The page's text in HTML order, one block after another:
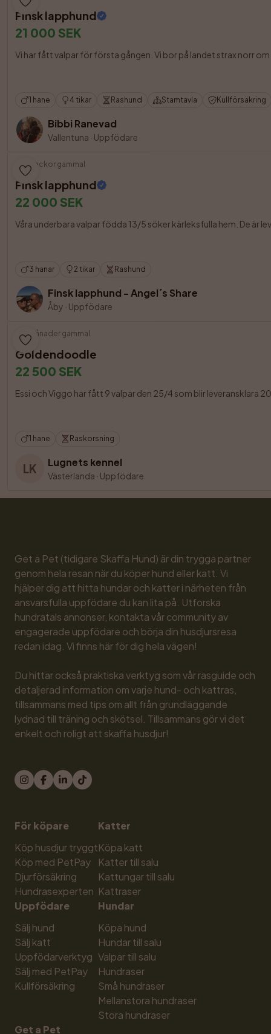
Finsk lapphund
21 000 SEK
Vi har fått valpar för första gången. Vi bor på landet strax norr
1 hane 4 tikar Rashund Stamtavla Kullförsäkring
Bibbi Ranevad
Vallentuna · Uppfödare
12 veckor gammal
Finsk lapphund
22 000 SEK
Våra underbara valpar födda 13/5 söker kärleksfulla hem. De är
3 hanar 2 tikar Rashund
Finsk lapphund - Angel´s Share
Åby · Uppfödare
3 månader gammal
Goldendoodle
22 500 SEK
Essi och Viggo har fått 9 valpar den 25/4 som blir leveransklara
1 hane Raskorsning
LK Lugnets kennel
Västerlanda · Uppfödare
Get a Pet (tidigare Skaffa Hund) är din trygga partner
genom hela resan när du köper hund eller katt. Vi
hjälper dig att hitta hundar och katter i närheten från
ansvarsfulla uppfödare du kan lita på. Utforska
hundratals annonser, kontakta vår community av
engagerade uppfödare och börja din husdjursresa
redan idag. Vi finns här för dig hela vägen!
Du hittar också praktiska verktyg som vår rasguide och
detaljerad information om varje hund- och kattras,
tillsammans med tips om allt från grundläggande
lydnad till träning och skötsel. Tillsammans gör vi det
enkelt och roligt att skaffa husdjur!
För köpare
Köp husdjur tryggt
Köp med PetPay
Djurförsäkring
Hundrasexperten
Uppfödare
Sälj hund
Sälj katt
Uppfödarverktyg
Sälj med PetPay
Kullförsäkring
Katter
Köpa katt
Katter till salu
Kattungar till salu
Kattraser
Hundar
Köpa hund
Hundar till salu
Valpar till salu
Hundraser
Små hundraser
Mellanstora hundraser
Stora hundraser
Get a Pet